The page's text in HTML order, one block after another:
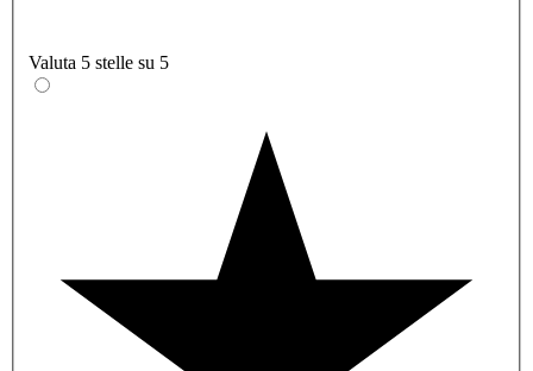
Valuta 5 stelle su 5